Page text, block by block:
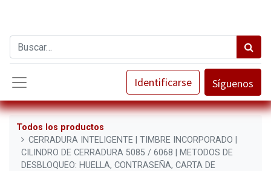
Identificarse Síguenos
Todos los productos
CERRADURA INTELIGENTE | TIMBRE INCORPORADO |
CILINDRO DE CERRADURA 5085 / 6068 | METODOS DE
DESBLOQUEO: HUELLA, CONTRASEÑA, CARTA DE